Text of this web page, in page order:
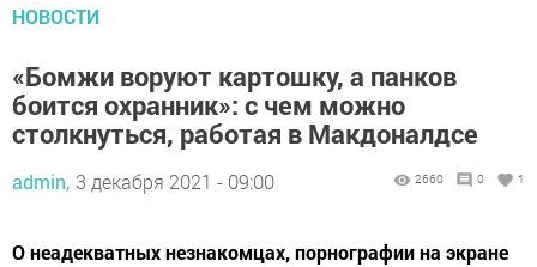
НОВОСТИ
«Бомжи воруют картошку, а панков
боится охранник»: с чем можно
столкнуться, работая в Макдоналдсе
admin, 3 декабря 2021 - 09:00 2660 0 1
О неадекватных незнакомцах, порнографии на экране